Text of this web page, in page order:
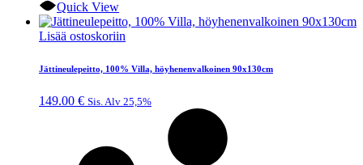
Quick View
Lisää ostoskoriin
Jättineulepeitto, 100% Villa, höyhenenvalkoinen 90x130cm
149.00 € Sis. Alv 25,5%